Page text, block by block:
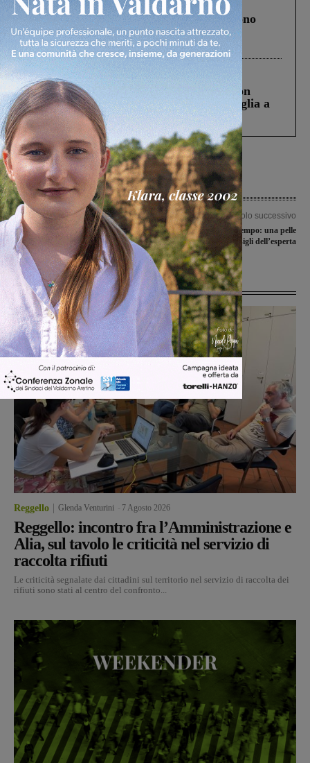
Un anno fa la strage in A1 in cui morirono
Gianni, Giulia e Franco. Lo schianto, il
processo, lo stop ai sorpassi fra tir....
Cronaca 3 Agosto 2026
Scomparso da una struttura di Castiglion
Fiorentino l’uomo che aveva ucciso la figlia a
Levane nel 2020
Articolo precedente
Incendio in un’azienda sulla Botriolo,
vigili del fuoco sul posto
Articolo successivo
Rughe e segni del tempo: una pelle
più giovane con i consigli dell’esperta
Ultime Notizie
Reggello Glenda Venturini 7 Agosto 2026
Reggello: incontro fra l’Amministrazione e
Alia, sul tavolo le criticità nel servizio di
raccolta rifiuti
Le criticità segnalate dai cittadini sul territorio nel servizio di raccolta dei
rifiuti sono stati al centro del confronto...